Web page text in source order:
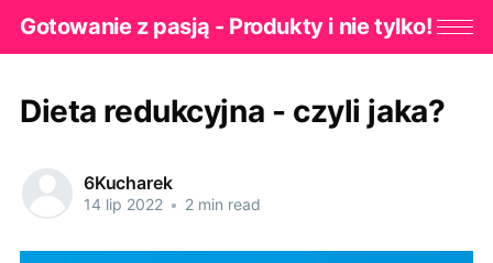
Gotowanie z pasją - Produkty i nie tylko!
Dieta redukcyjna - czyli jaka?
6Kucharek
14 lip 2022 • 2 min read